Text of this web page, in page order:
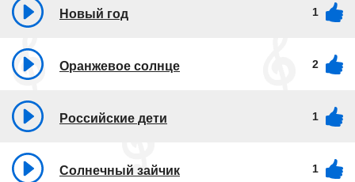
Новый год 1
Оранжевое солнце 2
Российские дети 1
Солнечный зайчик 1